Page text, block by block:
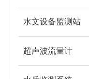
水文设备监测站
超声波流量计